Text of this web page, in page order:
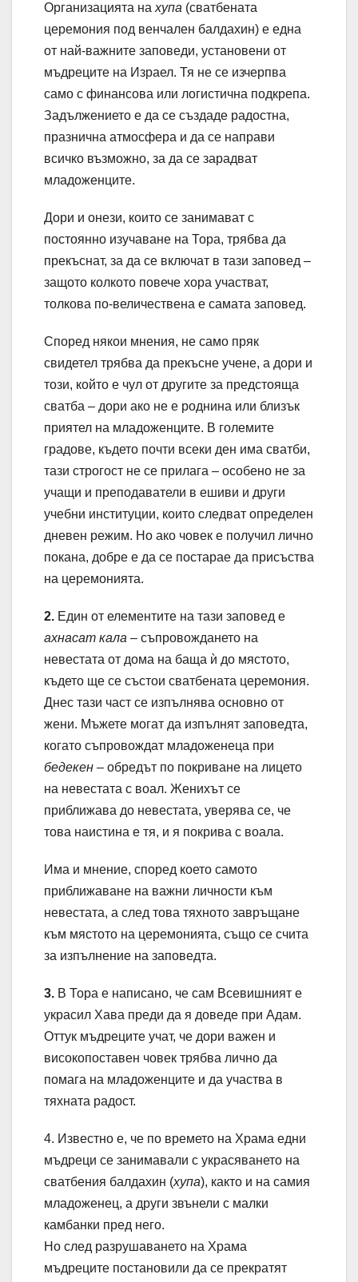
Организацията на хупа (сватбената
церемония под венчален балдахин) е една
от най-важните заповеди, установени от
мъдреците на Израел. Тя не се изчерпва
само с финансова или логистична подкрепа.
Задължението е да се създаде радостна,
празнична атмосфера и да се направи
всичко възможно, за да се зарадват
младоженците.
Дори и онези, които се занимават с
постоянно изучаване на Тора, трябва да
прекъснат, за да се включат в тази заповед –
защото колкото повече хора участват,
толкова по-величествена е самата заповед.
Според някои мнения, не само пряк
свидетел трябва да прекъсне учене, а дори и
този, който е чул от другите за предстояща
сватба – дори ако не е роднина или близък
приятел на младоженците. В големите
градове, където почти всеки ден има сватби,
тази строгост не се прилага – особено не за
учащи и преподаватели в ешиви и други
учебни институции, които следват определен
дневен режим. Но ако човек е получил лично
покана, добре е да се постарае да присъства
на церемонията.
2. Един от елементите на тази заповед е
ахнасат кала – съпровождането на
невестата от дома на баща ѝ до мястото,
където ще се състои сватбената церемония.
Днес тази част се изпълнява основно от
жени. Мъжете могат да изпълнят заповедта,
когато съпровождат младоженеца при
бедекен – обредът по покриване на лицето
на невестата с воал. Женихът се
приближава до невестата, уверява се, че
това наистина е тя, и я покрива с воала.
Има и мнение, според което самото
приближаване на важни личности към
невестата, а след това тяхното завръщане
към мястото на церемонията, също се счита
за изпълнение на заповедта.
3. В Тора е написано, че сам Всевишният е
украсил Хава преди да я доведе при Адам.
Оттук мъдреците учат, че дори важен и
високопоставен човек трябва лично да
помага на младоженците и да участва в
тяхната радост.
4. Известно е, че по времето на Храма едни
мъдреци се занимавали с украсяването на
сватбения балдахин (хупа), както и на самия
младоженец, а други звънели с малки
камбанки пред него.
Но след разрушаването на Храма
мъдреците постановили да се прекратят